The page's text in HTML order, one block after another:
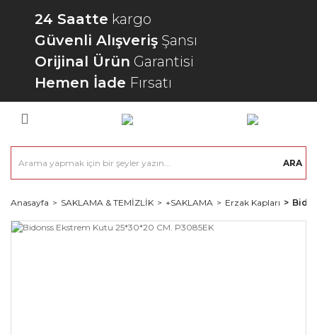
24 Saatte kargo
Güvenli Alışveriş Şansı
Orijinal Ürün Garantisi
Hemen İade Fırsatı
ARA
Anasayfa SAKLAMA & TEMİZLİK +SAKLAMA Erzak Kapları